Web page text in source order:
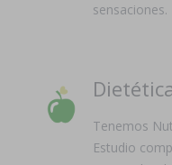
sensaciones.
Tenemos
Estudio